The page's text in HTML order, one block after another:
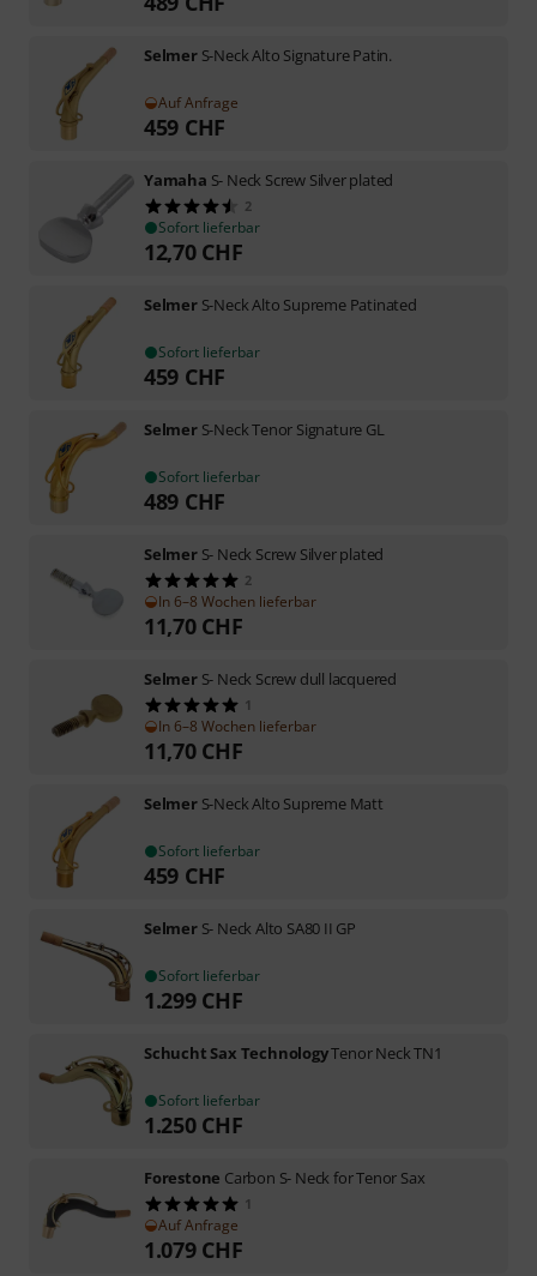
Selmer S-Neck Alto Signature Patin.
Auf Anfrage
459 CHF
Yamaha S- Neck Screw Silver plated
2
Sofort lieferbar
12,70 CHF
Selmer S-Neck Alto Supreme Patinated
Sofort lieferbar
459 CHF
Selmer S-Neck Tenor Signature GL
Sofort lieferbar
489 CHF
Selmer S- Neck Screw Silver plated
2
In 6–8 Wochen lieferbar
11,70 CHF
Selmer S- Neck Screw dull lacquered
1
In 6–8 Wochen lieferbar
11,70 CHF
Selmer S-Neck Alto Supreme Matt
Sofort lieferbar
459 CHF
Selmer S- Neck Alto SA80 II GP
Sofort lieferbar
1.299 CHF
Schucht Sax TechnologyTenor Neck TN1
Sofort lieferbar
1.250 CHF
Forestone Carbon S- Neck for Tenor Sax
1
Auf Anfrage
1.079 CHF